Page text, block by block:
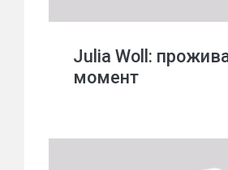
Julia Woll:
момент